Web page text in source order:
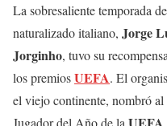
La sobresaliente temporada
naturalizado italiano, Jorge
Jorginho, tuvo su
los premiosUEFA. El
el viejo continente, nombró al
Jugador del Año de la UEFA